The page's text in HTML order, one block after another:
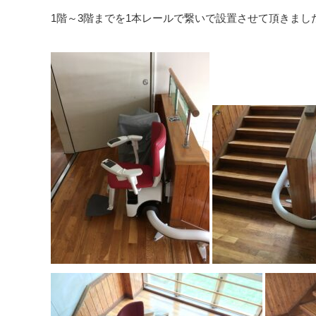
1階～3階までを1本レールで繋いで設置させて頂きまし